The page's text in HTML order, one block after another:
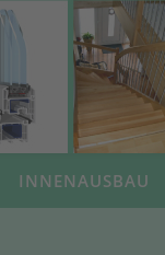
INNENAUSBAU